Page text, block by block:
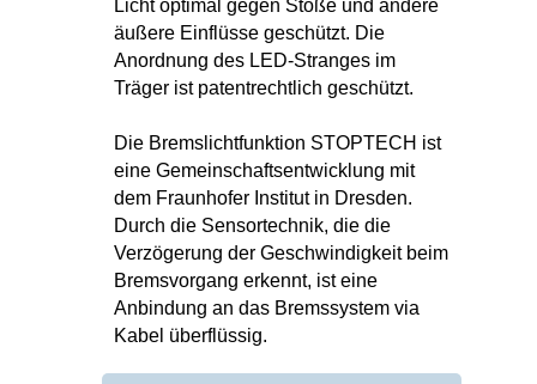
Licht optimal gegen Stöße und andere
äußere Einflüsse geschützt. Die
Anordnung des LED-Stranges im
Träger ist patentrechtlich geschützt.
Die Bremslichtfunktion STOPTECH ist
eine Gemeinschaftsentwicklung mit
dem Fraunhofer Institut in Dresden.
Durch die Sensortechnik, die die
Verzögerung der Geschwindigkeit beim
Bremsvorgang erkennt, ist eine
Anbindung an das Bremssystem via
Kabel überflüssig.